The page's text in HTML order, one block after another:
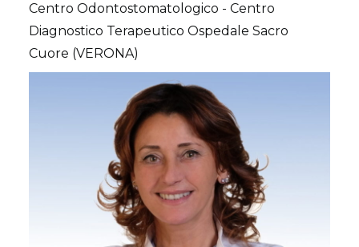
Centro Odontostomatologico - Centro
Diagnostico Terapeutico Ospedale Sacro
Cuore (VERONA)